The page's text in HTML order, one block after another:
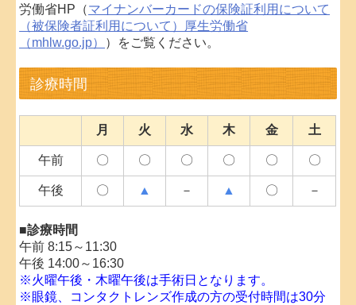
労働省HP（マイナンバーカードの保険証利用について
（被保険者証利用について）厚生労働省
（mhlw.go.jp）
）をご覧ください。
診療時間
月 火 水 木 金 土
午前 〇 〇 〇 〇 〇 〇
午後 〇 ▲ － ▲ 〇 －
■診療時間
午前 8:15～11:30
午後 14:00～16:30
※火曜午後・木曜午後は手術日となります。
※眼鏡、コンタクトレンズ作成の方の受付時間は30分